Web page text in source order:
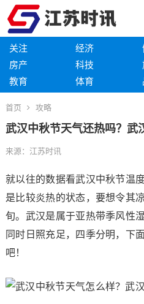
关注 经济
房产
科技
教育
体育
首页 攻略
武汉中秋节天气还热吗？武
来源：江苏时讯
就以往的数据看武汉中秋节
是比较炎热的状态，要想令其
旬。武汉是属于亚热带季风性
同时日照充足，四季分明，下
吧！